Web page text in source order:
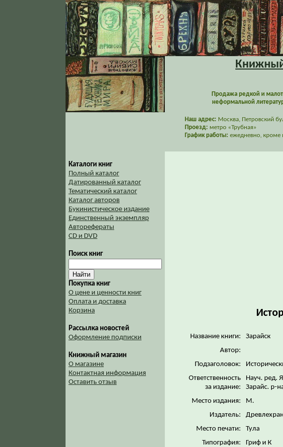
Книжный
Продажа редкой и
неформальной
Наш адрес: Москва, Петровский
Проезд: метро «Трубная»
График работы: ежедневно, кроме
Каталоги книг
Полный каталог
Датированный каталог
Тематический каталог
Каталог авторов
Букинистическое издание
Единственный экземпляр
Авторефераты
CD и DVD
Поиск книг
Покупка книг
О цене и ценности книг
Оплата и доставка
Корзина
Рассылка новостей
Оформление подписки
Книжный магазин
О магазине
Контактная информация
Оставить отзыв
Название книги:
Зарайск
Автор:
Подзаголовок:
Ответственность
за издание:
Науч. ред.
Зарайс. р-
Место издания:
М.
Издатель:
Место печати:
Тула
Типография:
Гриф и К